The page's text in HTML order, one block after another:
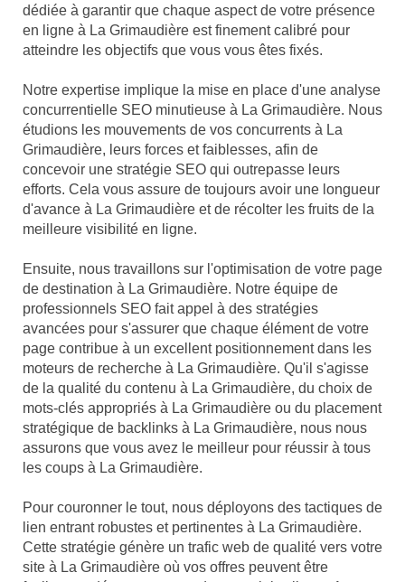
dédiée à garantir que chaque aspect de votre présence
en ligne à La Grimaudière est finement calibré pour
atteindre les objectifs que vous vous êtes fixés.
Notre expertise implique la mise en place d'une analyse
concurrentielle SEO minutieuse à La Grimaudière. Nous
étudions les mouvements de vos concurrents à La
Grimaudière, leurs forces et faiblesses, afin de
concevoir une stratégie SEO qui outrepasse leurs
efforts. Cela vous assure de toujours avoir une longueur
d'avance à La Grimaudière et de récolter les fruits de la
meilleure visibilité en ligne.
Ensuite, nous travaillons sur l'optimisation de votre page
de destination à La Grimaudière. Notre équipe de
professionnels SEO fait appel à des stratégies
avancées pour s'assurer que chaque élément de votre
page contribue à un excellent positionnement dans les
moteurs de recherche à La Grimaudière. Qu'il s'agisse
de la qualité du contenu à La Grimaudière, du choix de
mots-clés appropriés à La Grimaudière ou du placement
stratégique de backlinks à La Grimaudière, nous nous
assurons que vous avez le meilleur pour réussir à tous
les coups à La Grimaudière.
Pour couronner le tout, nous déployons des tactiques de
lien entrant robustes et pertinentes à La Grimaudière.
Cette stratégie génère un trafic web de qualité vers votre
site à La Grimaudière où vos offres peuvent être